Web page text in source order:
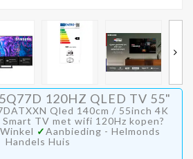
120HZ QLED TV 55"
Qled 140cm / 55inch 4K
TV met wifi 120Hz kopen?
Winkel ✓Aanbieding - Helmonds
Handels Huis